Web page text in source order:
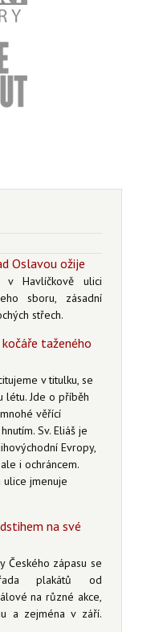
Oslavou ožije
v Havlíčkově ulici
sboru, zásadní
střech.
taženého
v titulku, se
létu. Jde o příběh
věřící
Sv. Eliáš je
Evropy,
i ochráncem.
ulice jmenuje
na své
Českého zápasu se
plakátů od
na různé akce,
a zejména v září.